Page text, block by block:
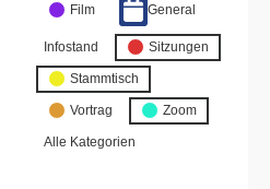
Film General
Infostand Sitzungen
Stammtisch
Vortrag Zoom
Alle Kategorien